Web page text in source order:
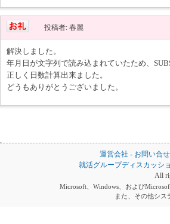
投稿者: 春麗
解決しました。
年月日が文字列で読み込まれていたため、
正しく日数計算出来ました。
どうもありがとうございました。
運営会社 - お問い合せ
就活グループディスカッシ
All
Microsoft、Windows、および
また、その他シ